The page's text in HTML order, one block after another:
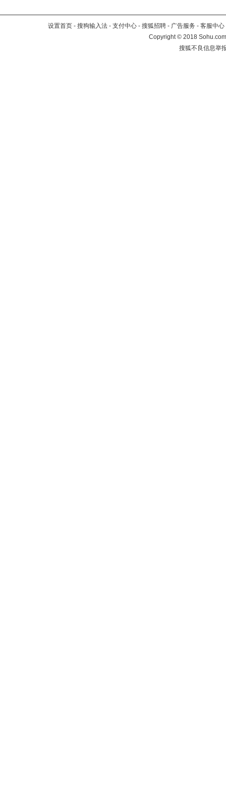
设置首页 - 搜狗输入法 - 支付中心 - 搜狐招聘 - 广告服务 - 客服中心
Copyright©2018
搜狐不良信息举